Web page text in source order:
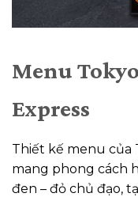
Menu
Express
Thiết kế menu của
mang phong cách
đen – đỏ chủ đạo,